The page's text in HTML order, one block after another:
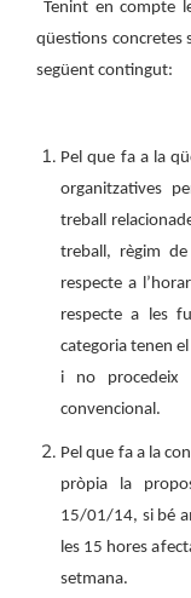
Tenint en compte
qüestions concretes
següent contingut:
Pel que fa a la
organitzatives
treball
treball, règim
respecte a
respecte a les
categoria tenen
i no procedeix
convencional.
Pel que fa a la
pròpia la
15/01/14, si bé
les 15 hores
setmana.